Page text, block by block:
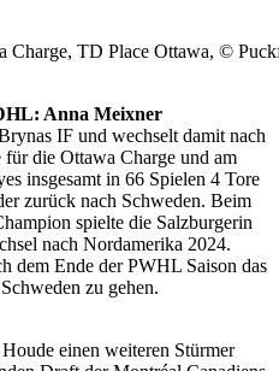
Charge, TD Place Ottawa, ©
Anna Meixner
IF und wechselt damit nach
die Ottawa Charge und am
insgesamt in 66 Spielen 4 Tore
zurück nach Schweden. Beim
spielte die Salzburgerin
nach Nordamerika 2024.
dem Ende der PWHL Saison das
zu gehen.
einen weiteren Stürmer